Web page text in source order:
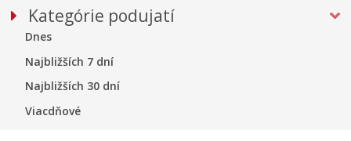
Kategórie podujatí
VŠETKY PODUJATIA
Hudba, tanec, divadlo
Múzeá, galérie, knižnice
ŠPORTOVÉ
Dnes
Najbližších 7 dní
Najbližších 30 dní
Viacdňové